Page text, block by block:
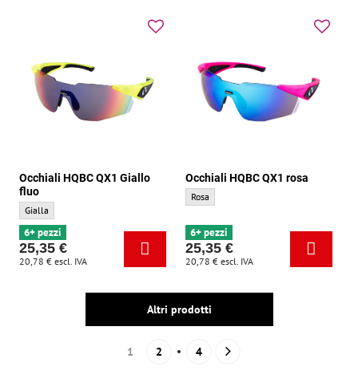
Occhiali HQBC QX1 Giallo
fluo
Occhiali HQBC QX1 Giallo fluo - Colore di base:
Gialla
6+ pezzi
25,35 €
20,78 € escl. IVA
Occhiali HQBC QX1 rosa
Occhiali HQBC QX1 rosa - Colore di base:
Rosa
6+ pezzi
25,35 €
20,78 € escl. IVA
Altri prodotti
1 2 4